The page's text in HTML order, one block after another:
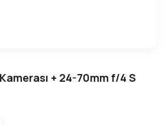
+ 24-70mm f/4 S